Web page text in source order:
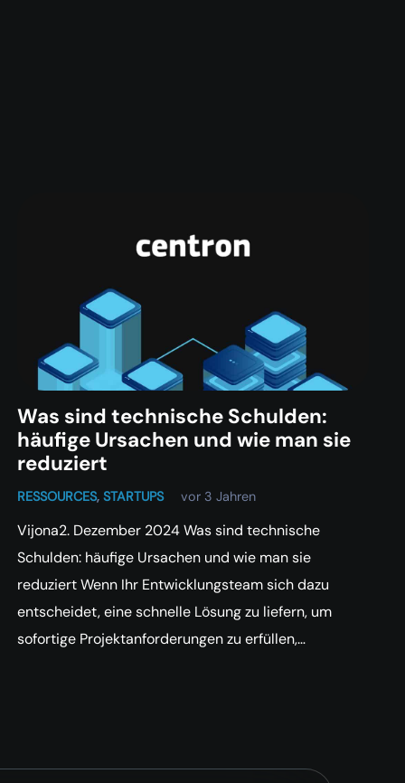
Was sind technische Schulden:
häufige Ursachen und wie man sie
reduziert
RESSOURCES, STARTUPS vor 3 Jahren
Vijona2. Dezember 2024 Was sind technische
Schulden: häufige Ursachen und wie man sie
reduziert Wenn Ihr Entwicklungsteam sich dazu
entscheidet, eine schnelle Lösung zu liefern, um
sofortige Projektanforderungen zu erfüllen,…